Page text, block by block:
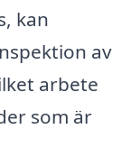
kan
av
arbete
som är